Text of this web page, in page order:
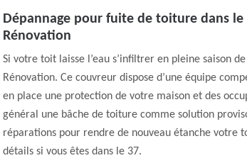
Dépannage pour fuite de toiture dans le
Rénovation
Si votre toit laisse l’eau s’infiltrer en pleine saison
Rénovation. Ce couvreur dispose d’une équipe
en place une protection de votre maison et des
général une bâche de toiture comme solution
réparations pour rendre de nouveau étanche votre
détails si vous êtes dans le 37.